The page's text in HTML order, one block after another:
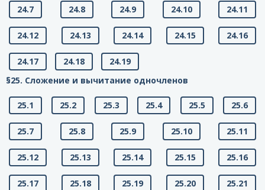
24.7 24.8 24.9 24.10 24.11
24.12 24.13 24.14 24.15 24.16
24.17 24.18
24.19
§25. Сложение и вычитание одночленов
25.1 25.2 25.3 25.4 25.5 25.6
25.7 25.8 25.9 25.10 25.11
25.12 25.13 25.14 25.15 25.16
25.17 25.18 25.19 25.20 25.21